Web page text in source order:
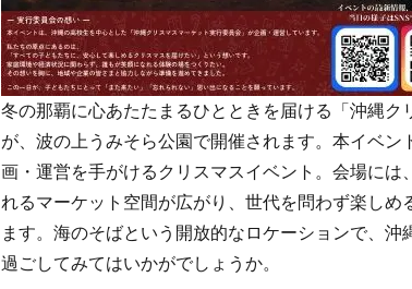
冬の那覇に心あたたまるひとときを届ける「沖縄ク
が、波の上うみそら公園で開催されます。本イベン
画・運営を手がけるクリスマスイベント。会場には
れるマーケット空間が広がり、世代を問わず楽しめ
ます。海のそばという開放的なロケーションで、沖
過ごしてみてはいかがでしょうか。